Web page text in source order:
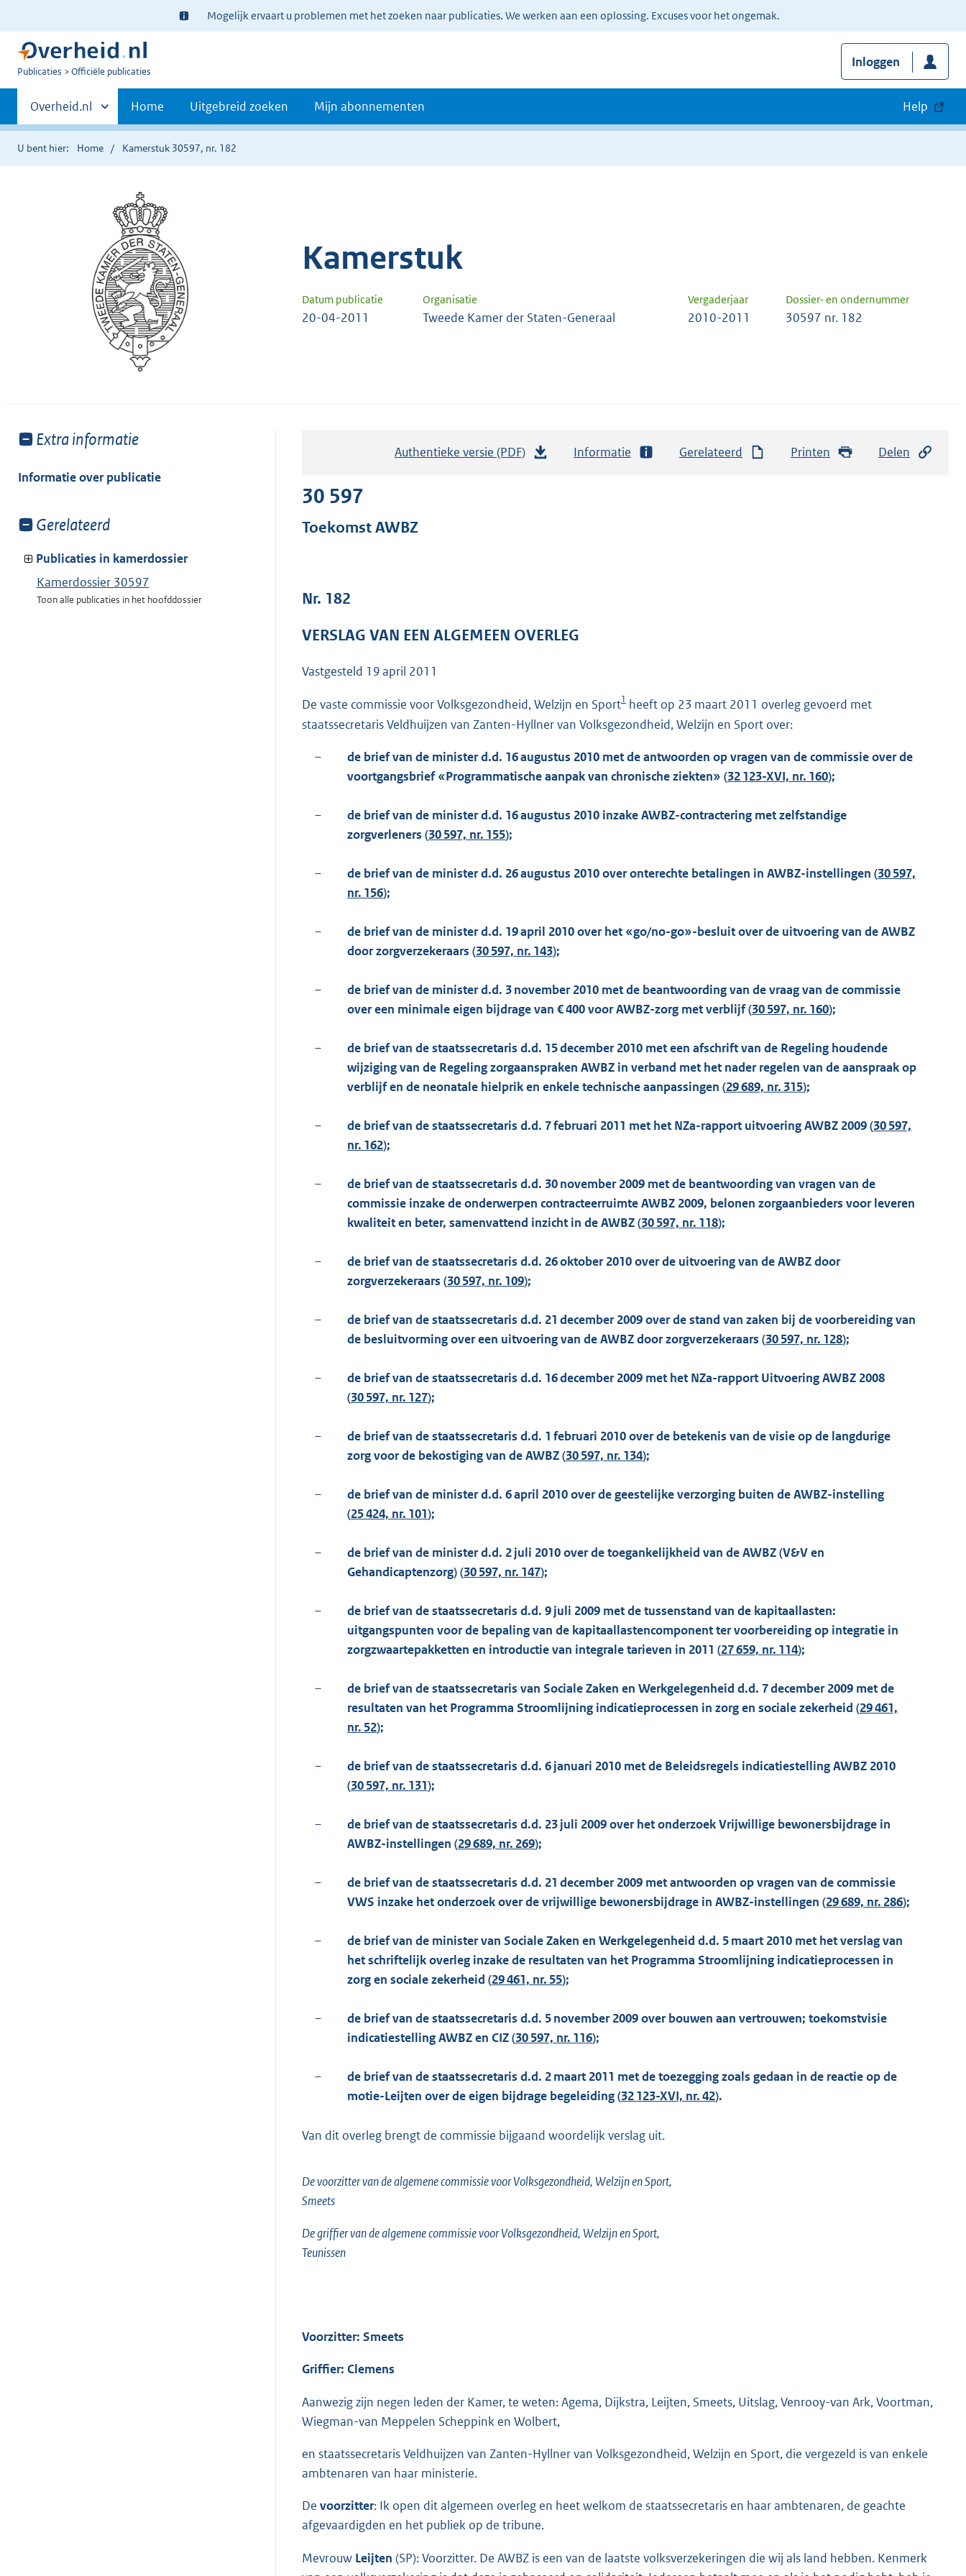
Ter
informatie:
Mogelijk ervaart u problemen met het zoeken naar publicaties. We werken aan een oplossing. Excuses voor het ongemak.
U
Publicaties Officiële publicaties
Inloggen
Primaire
navigatie
Andere
sites
binnen
Overheid.nl Home Uitgebreid zoeken Mijn abonnementen Help
U bent hier: Home Kamerstuk 30597, nr. 182
Kamerstuk
Datum publicatie Organisatie Vergaderjaar Dossier- en ondernummer
20-04-2011 Tweede Kamer der Staten-Generaal 2010-2011 30597 nr. 182
Toon
van:
Extra informatie
Informatie over publicatie
Toon
van:
Gerelateerd
Publicaties in kamerdossier
Kamerdossier 30597
Toon alle publicaties in het hoofddossier
Authentieke versie (PDF)
r
t
e
1
4
K
Informatie Gerelateerd Printen Delen
30 597
Toekomst AWBZ
Nr. 182
VERSLAG VAN EEN ALGEMEEN OVERLEG
Vastgesteld 19 april 2011
De vaste commissie voor Volksgezondheid, Welzijn en Sport1 heeft op 23 maart 2011 overleg gevoerd met
staatssecretaris Veldhuijzen van Zanten-Hyllner van Volksgezondheid, Welzijn en Sport over:
–
de brief van de minister d.d. 16 augustus 2010 met de antwoorden op vragen van de commissie over de
voortgangsbrief «Programmatische aanpak van chronische ziekten» (32 123-XVI, nr. 160);
–
de brief van de minister d.d. 16 augustus 2010 inzake AWBZ-contractering met zelfstandige
zorgverleners (30 597, nr. 155);
– de brief van de minister d.d. 26 augustus 2010 over onterechte betalingen in AWBZ-instellingen (30 597,
nr. 156);
–
de brief van de minister d.d. 19 april 2010 over het «go/no-go»-besluit over de uitvoering van de AWBZ
door zorgverzekeraars (30 597, nr. 143);
–
de brief van de minister d.d. 3 november 2010 met de beantwoording van de vraag van de commissie
over een minimale eigen bijdrage van € 400 voor AWBZ-zorg met verblijf (30 597, nr. 160);
–
de brief van de staatssecretaris d.d. 15 december 2010 met een afschrift van de Regeling houdende
wijziging van de Regeling zorgaanspraken AWBZ in verband met het nader regelen van de aanspraak op
verblijf en de neonatale hielprik en enkele technische aanpassingen (29 689, nr. 315);
– de brief van de staatssecretaris d.d. 7 februari 2011 met het NZa-rapport uitvoering AWBZ 2009 (30 597,
nr. 162);
–
de brief van de staatssecretaris d.d. 30 november 2009 met de beantwoording van vragen van de
commissie inzake de onderwerpen contracteerruimte AWBZ 2009, belonen zorgaanbieders voor leveren
kwaliteit en beter, samenvattend inzicht in de AWBZ (30 597, nr. 118);
–
de brief van de staatssecretaris d.d. 26 oktober 2010 over de uitvoering van de AWBZ door
zorgverzekeraars (30 597, nr. 109);
–
de brief van de staatssecretaris d.d. 21 december 2009 over de stand van zaken bij de voorbereiding van
de besluitvorming over een uitvoering van de AWBZ door zorgverzekeraars (30 597, nr. 128);
–
de brief van de staatssecretaris d.d. 16 december 2009 met het NZa-rapport Uitvoering AWBZ 2008
(30 597, nr. 127);
–
de brief van de staatssecretaris d.d. 1 februari 2010 over de betekenis van de visie op de langdurige
zorg voor de bekostiging van de AWBZ (30 597, nr. 134);
–
de brief van de minister d.d. 6 april 2010 over de geestelijke verzorging buiten de AWBZ-instelling
(25 424, nr. 101);
–
de brief van de minister d.d. 2 juli 2010 over de toegankelijkheid van de AWBZ (V&V en
Gehandicaptenzorg) (30 597, nr. 147);
–
de brief van de staatssecretaris d.d. 9 juli 2009 met de tussenstand van de kapitaallasten:
uitgangspunten voor de bepaling van de kapitaallastencomponent ter voorbereiding op integratie in
zorgzwaartepakketten en introductie van integrale tarieven in 2011 (27 659, nr. 114);
–
de brief van de staatssecretaris van Sociale Zaken en Werkgelegenheid d.d. 7 december 2009 met de
resultaten van het Programma Stroomlijning indicatieprocessen in zorg en sociale zekerheid (29 461,
nr. 52);
–
de brief van de staatssecretaris d.d. 6 januari 2010 met de Beleidsregels indicatiestelling AWBZ 2010
(30 597, nr. 131);
–
de brief van de staatssecretaris d.d. 23 juli 2009 over het onderzoek Vrijwillige bewonersbijdrage in
AWBZ-instellingen (29 689, nr. 269);
–
de brief van de staatssecretaris d.d. 21 december 2009 met antwoorden op vragen van de commissie
VWS inzake het onderzoek over de vrijwillige bewonersbijdrage in AWBZ-instellingen (29 689, nr. 286);
–
de brief van de minister van Sociale Zaken en Werkgelegenheid d.d. 5 maart 2010 met het verslag van
het schriftelijk overleg inzake de resultaten van het Programma Stroomlijning indicatieprocessen in
zorg en sociale zekerheid (29 461, nr. 55);
–
de brief van de staatssecretaris d.d. 5 november 2009 over bouwen aan vertrouwen; toekomstvisie
indicatiestelling AWBZ en CIZ (30 597, nr. 116);
–
de brief van de staatssecretaris d.d. 2 maart 2011 met de toezegging zoals gedaan in de reactie op de
motie-Leijten over de eigen bijdrage begeleiding (32 123-XVI, nr. 42).
Van dit overleg brengt de commissie bijgaand woordelijk verslag uit.
De voorzitter van de algemene commissie voor Volksgezondheid, Welzijn en Sport,
Smeets
De griffier van de algemene commissie voor Volksgezondheid, Welzijn en Sport,
Teunissen
Voorzitter: Smeets
Griffier: Clemens
Aanwezig zijn negen leden der Kamer, te weten: Agema, Dijkstra, Leijten, Smeets, Uitslag, Venrooy-van Ark, Voortman,
Wiegman-van Meppelen Scheppink en Wolbert,
en staatssecretaris Veldhuijzen van Zanten-Hyllner van Volksgezondheid, Welzijn en Sport, die vergezeld is van enkele
ambtenaren van haar ministerie.
De voorzitter: Ik open dit algemeen overleg en heet welkom de staatssecretaris en haar ambtenaren, de geachte
afgevaardigden en het publiek op de tribune.
Mevrouw Leijten (SP): Voorzitter. De AWBZ is een van de laatste volksverzekeringen die wij als land hebben. Kenmerk